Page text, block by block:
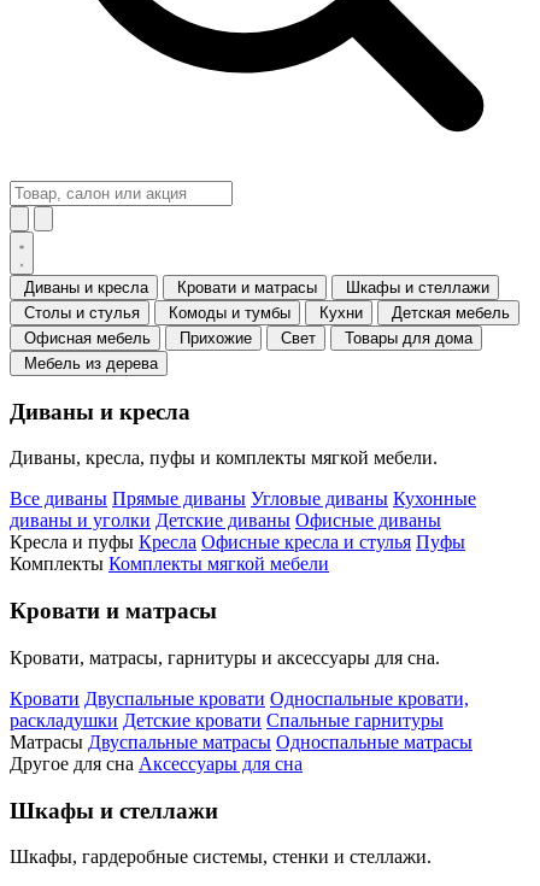
Диваны и кресла Кровати и матрасы
Шкафы и стеллажи
Столы и стулья
Комоды и тумбы Кухни
Детская мебель
Офисная мебель
Прихожие Свет
Товары для дома
Мебель из дерева
Диваны и кресла
Диваны, кресла, пуфы и комплекты мягкой мебели.
Все диваны Прямые диваны Угловые диваны Кухонные
диваны и уголки Детские диваны Офисные диваны
Кресла и пуфы Кресла Офисные кресла и стулья Пуфы
Комплекты Комплекты мягкой мебели
Кровати и матрасы
Кровати, матрасы, гарнитуры и аксессуары для сна.
Кровати Двуспальные кровати Односпальные кровати,
раскладушки Детские кровати Спальные гарнитуры
Матрасы Двуспальные матрасы Односпальные матрасы
Другое для сна Аксессуары для сна
Шкафы и стеллажи
Шкафы, гардеробные системы, стенки и стеллажи.